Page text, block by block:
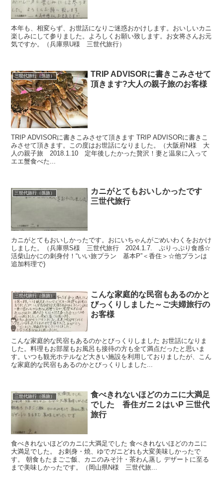
本年も、相変らず、お世話になりご迷惑おかけします。おいしいカニ
楽しみにして参りました。よろしくお願い致します。お女将さんお元
気ですか。（兵庫県U様 三世代旅行）
三世代旅行（孫旅）
TRIP ADVISORに書きこみさせて
頂きます?大人の親子旅のお客様
TRIP ADVISORに書きこみさせて頂きます TRIP ADVISORに書きこ
みさせて頂きます。この度はお世話になりました。（大阪府N様 大
人の親子旅 2018.1.10 定年後したかった贅沢！妻と温泉に入って
エエ蟹食べた...
三世代旅行（孫旅）
カニがとてもおいしかったです
三世代旅行
カニがとてもおいしかったです。おにいちゃんがごめいわくをおかけ
しました。（兵庫県S様 三世代旅行 2024.1.7. ぷりっぷり食感☆
活柴山かにの刺身付！“いい旅プラン 基本P”＜香住＞☆他プランは
追加料理で)
三世代旅行（孫旅）
こんな家庭的な民宿もあるのかと
びっくりしました～ご夫婦旅行の
お客様
こんな家庭的な民宿もあるのかとびっくりしました お世話になりま
した。料理もお部屋もお風呂も接待の方も全て満点だったと思いま
す。いつも観光ホテルなど大きい施設を利用しておりましたが、こん
な家庭的な民宿もあるのかとびっくりしました...
三世代旅行（孫旅）
食べきれないほどのカニに大満足
でした 香住ガニ２はいP 三世代
旅行
食べきれないほどのカニに大満足でした 食べきれないほどのカニに
大満足でした。 お刺身・焼、ゆでガニどれも大変美味しかったで
す。 朝食もたまごご飯、カニのみそ汁・茶わん蒸し デザートに至る
まで美味しかったです。（岡山県N様 三世代旅...